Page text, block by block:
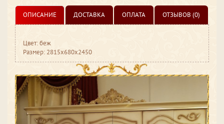
ОПИСАНИЕ ДОСТАВКА ОПЛАТА ОТЗЫВОВ (0)
Цвет: беж
Размер: 2815x680x2450